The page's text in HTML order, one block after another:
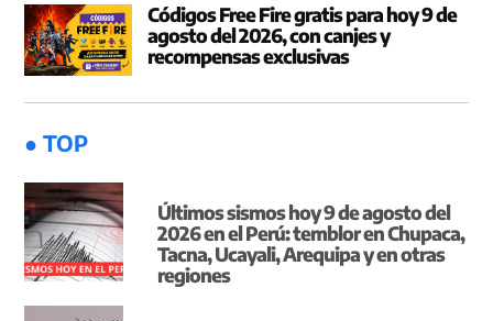
Códigos Free Fire gratis para hoy 9 de
agosto del 2026, con canjes y
recompensas exclusivas
● TOP
Últimos sismos hoy 9 de agosto del
2026 en el Perú: temblor en Chupaca,
Tacna, Ucayali, Arequipa y en otras
regiones